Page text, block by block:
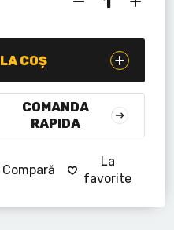
LA COȘ
COMANDA
RAPIDA
Compară
La
favorite